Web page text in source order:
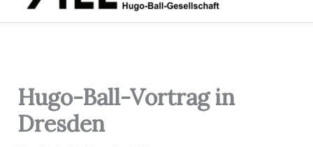
Hugo-Ball-Vortrag in
Dresden